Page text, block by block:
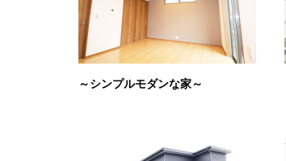
～シンプルモダンな家～